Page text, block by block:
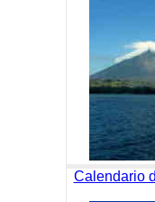
Calendario